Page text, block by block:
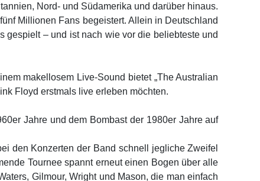
Nord- und Südamerika und darüber hinaus.
Millionen Fans begeistert. Allein in Deutschland
gespielt – und ist nach wie vor die beliebteste und
makellosem Live-Sound bietet „The Australian
Floyd erstmals live erleben möchten.
Jahre und dem Bombast der 1980er Jahre auf
den Konzerten der Band schnell jegliche Zweifel
Tournee spannt erneut einen Bogen über alle
Gilmour, Wright und Mason, die man einfach